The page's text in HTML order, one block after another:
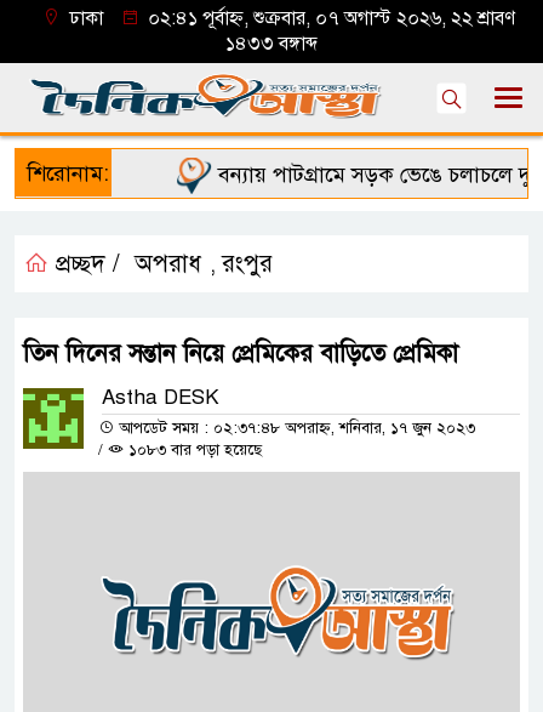
ঢাকা
০২:৪১ পূর্বাহ্ন, শুক্রবার, ০৭ অগাস্ট ২০২৬, ২২ শ্রাবণ
১৪৩৩ বঙ্গাব্দ
শিরোনাম: বন্যায় পাটগ্রামে সড়ক ভেঙে চলাচলে
প্রচ্ছদ / অপরাধ ,রংপুর
তিন দিনের সন্তান নিয়ে প্রেমিকের বাড়িতে প্রেমিকা
Astha DESK
আপডেট সময় : ০২:৩৭:৪৮ অপরাহ্ন, শনিবার, ১৭ জুন ২০২৩
/
১০৮৩ বার পড়া হয়েছে